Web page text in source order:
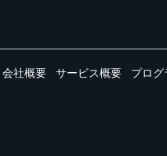
会社概要 サービス概要 プログ